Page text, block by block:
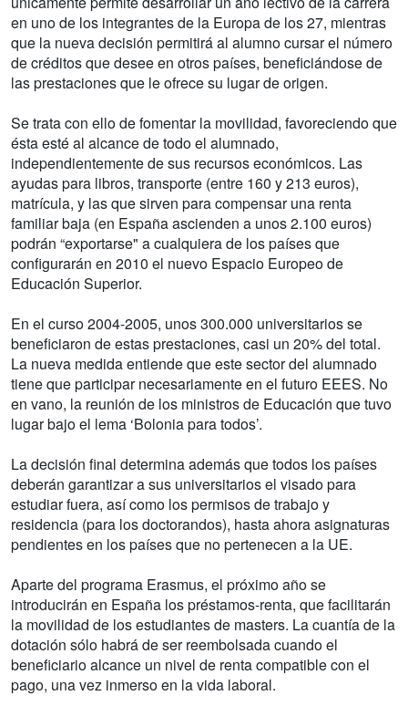
en uno de los integrantes de la Europa de los 27, mientras
que la nueva decisión permitirá al alumno cursar el número
de créditos que desee en otros países, beneficiándose de
las prestaciones que le ofrece su lugar de origen.
Se trata con ello de fomentar la movilidad, favoreciendo que
ésta esté al alcance de todo el alumnado,
independientemente de sus recursos económicos. Las
ayudas para libros, transporte (entre 160 y 213 euros),
matrícula, y las que sirven para compensar una renta
familiar baja (en España ascienden a unos 2.100 euros)
podrán “exportarse" a cualquiera de los países que
configurarán en 2010 el nuevo Espacio Europeo de
Educación Superior.
En el curso 2004-2005, unos 300.000 universitarios se
beneficiaron de estas prestaciones, casi un 20% del total.
La nueva medida entiende que este sector del alumnado
tiene que participar necesariamente en el futuro EEES. No
en vano, la reunión de los ministros de Educación que tuvo
lugar bajo el lema ‘Bolonia para todos’.
La decisión final determina además que todos los países
deberán garantizar a sus universitarios el visado para
estudiar fuera, así como los permisos de trabajo y
residencia (para los doctorandos), hasta ahora asignaturas
pendientes en los países que no pertenecen a la UE.
Aparte del programa Erasmus, el próximo año se
introducirán en España los préstamos-renta, que facilitarán
la movilidad de los estudiantes de masters. La cuantía de la
dotación sólo habrá de ser reembolsada cuando el
beneficiario alcance un nivel de renta compatible con el
pago, una vez inmerso en la vida laboral.